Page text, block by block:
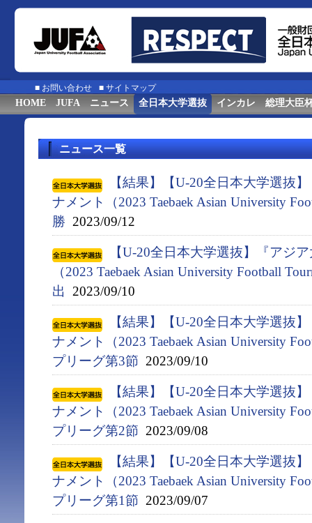
■ お問い合わせ ■ サイトマップ
HOME JUFA ニュース 全日本大学選抜 インカレ 総理大臣
ニュース一覧
【結果】【U-20全日本大学選抜
ナメント（2023 Taebaek Asian University
勝 2023/09/12
【U-20全日本大学選抜】『アジ
（2023 Taebaek Asian University Football
出
2023/09/10
【結果】【U-20全日本大学選抜
ナメント（2023 Taebaek Asian University
プリーグ第3節 2023/09/10
【結果】【U-20全日本大学選抜
ナメント（2023 Taebaek Asian University
プリーグ第2節 2023/09/08
【結果】【U-20全日本大学選抜
ナメント（2023 Taebaek Asian University
プリーグ第1節 2023/09/07